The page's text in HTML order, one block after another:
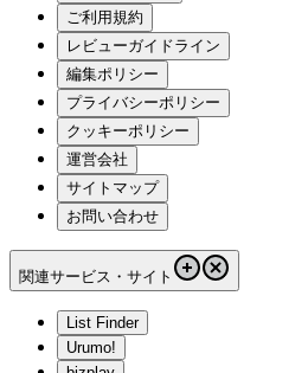
ご利用規約
レビューガイドライン
編集ポリシー
プライバシーポリシー
クッキーポリシー
運営会社
サイトマップ
お問い合わせ
関連サービス・サイト
List Finder
Urumo!